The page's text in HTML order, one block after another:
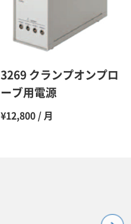
3269 クランプオンプロ
ーブ用電源
¥12,800 / 月